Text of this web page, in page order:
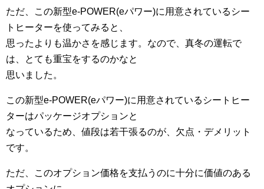
ただ、この新型e-POWER(eパワー)に用意されているシー
トヒーターを使ってみると、
思ったよりも温かさを感じます。なので、真冬の運転で
は、とても重宝をするのかなと
思いました。
この新型e-POWER(eパワー)に用意されているシートヒー
ターはパッケージオプションと
なっているため、値段は若干張るのが、欠点・デメリット
です。
ただ、このオプション価格を支払うのに十分に価値のある